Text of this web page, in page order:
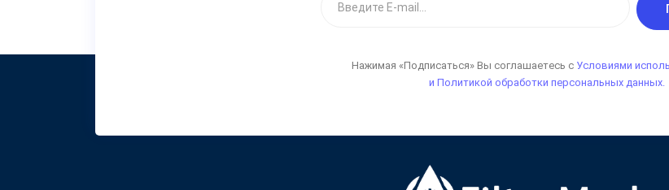
Нажимая «Подписаться» Вы соглашаетесь с Условиями
и Политикой обработки персональных данных.